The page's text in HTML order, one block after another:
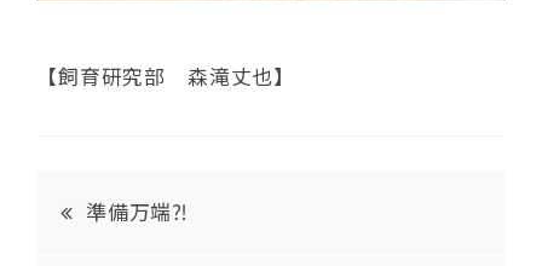
【飼育研究部 森滝丈也】
準備万端⁈